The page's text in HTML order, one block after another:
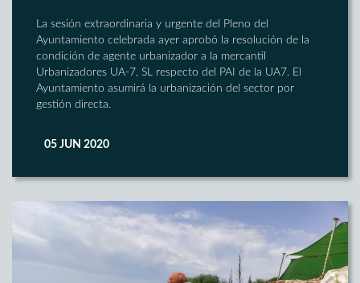
La sesión extraordinaria y urgente del Pleno del
Ayuntamiento celebrada ayer aprobó la resolución de la
condición de agente urbanizador a la mercantil
Urbanizadores UA-7, SL respecto del PAI de la UA7. El
Ayuntamiento asumirá la urbanización del sector por
gestión directa.
05 JUN 2020